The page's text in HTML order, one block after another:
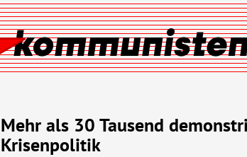
Mehr als 30 Tausend
Krisenpolitik